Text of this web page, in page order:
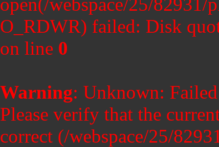
O_RDWR) failed: Disk
on line 0
Warning: Unknown:
Please verify that the
correct (/webspace/25/